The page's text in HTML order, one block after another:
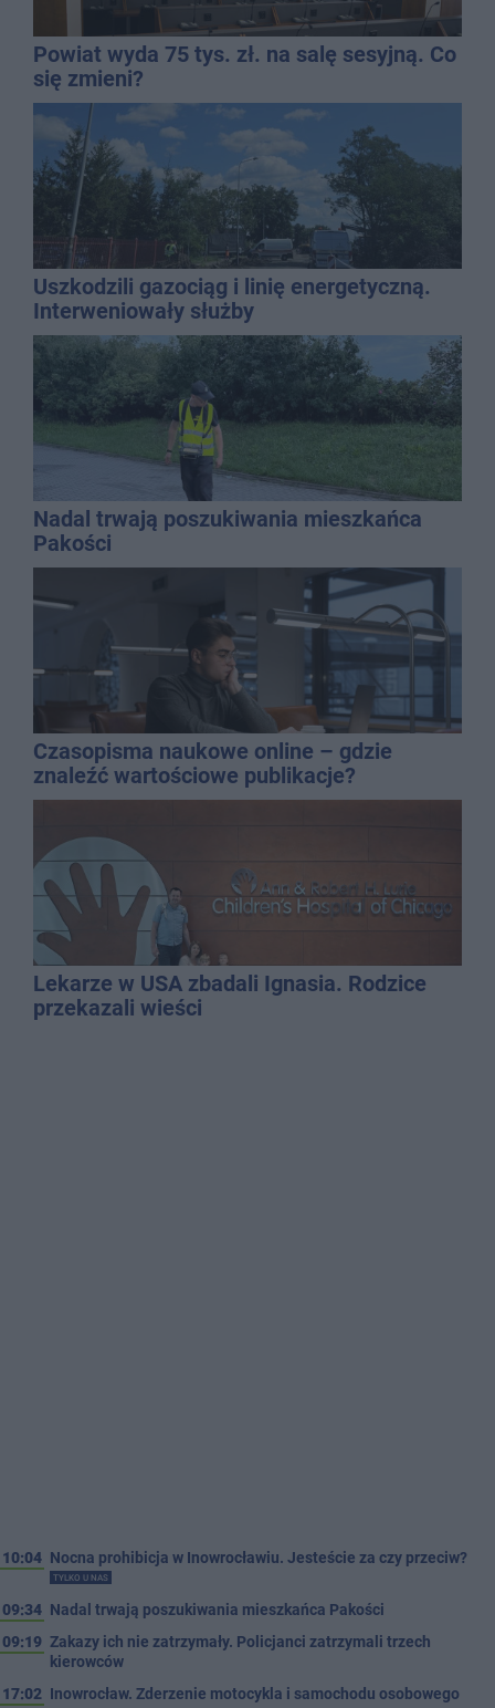
Powiat wyda 75 tys. zł. na salę sesyjną. Co
się zmieni?
Uszkodzili gazociąg i linię energetyczną.
Interweniowały służby
Nadal trwają poszukiwania mieszkańca
Pakości
Czasopisma naukowe online – gdzie
znaleźć wartościowe publikacje?
Lekarze w USA zbadali Ignasia. Rodzice
przekazali wieści
10:04 Nocna prohibicja w Inowrocławiu. Jesteście za czy przeciw?
TYLKO U NAS
09:34 Nadal trwają poszukiwania mieszkańca Pakości
09:19 Zakazy ich nie zatrzymały. Policjanci zatrzymali trzech
kierowców
17:02 Inowrocław. Zderzenie motocykla i samochodu osobowego